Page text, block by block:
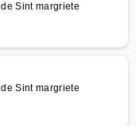
Sint margriete
Sint margriete